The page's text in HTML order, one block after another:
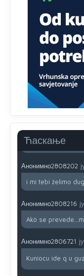
Ћаскање
dok si
prijateljstvo!!
Анонимно2806721
791 BiH nije
genocidna
davnopriznala.Na
uvoznik za Kosovo
Анонимно2806721
da brani? A imamo
dobro i da se što
Анонимно2808202
i mi tebi želimo
Анонимно2808216
Akò se
Анонимно2806721
Kuniocu ide q u